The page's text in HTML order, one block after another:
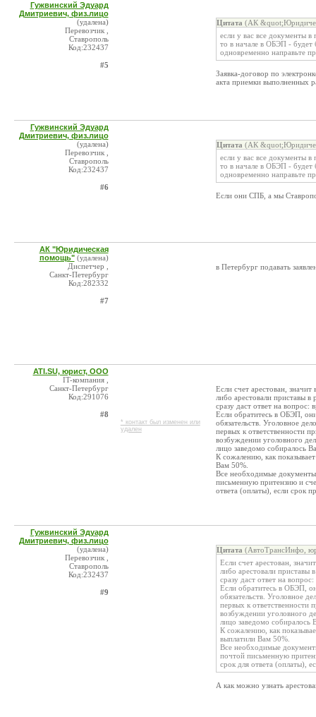
Гужвинский Эдуард
Дмитриевич, физ.лицо
(удалена)
Перевозчик ,
Ставрополь
Код:232437
#5
Цитата (АК
если у вас все документы
то в начале в ОБЭП - будет
одновременно направьте
Заявка-договор по
акта приемки выполненных
Гужвинский Эдуард
Дмитриевич, физ.лицо
(удалена)
Перевозчик ,
Ставрополь
Код:232437
#6
Цитата (АК
если у вас все документы
то в начале в ОБЭП - будет
одновременно направьте
Если они СПБ, а мы
АК "Юридическая
помощь" (удалена)
Диспетчер ,
Санкт-Петербург
Код:282332
#7
в Петербург подавать
ATI.SU, юрист, ООО
IT-компания ,
Санкт-Петербург
Код:291076
#8
* контакт был изменен или
удален
Если счет арестован,
либо арестовали приставы в
сразу даст ответ на вопрос:
Если обратитесь в ОБЭП,
обязательств. Уголовное
первых к ответственности
возбуждении уголовного
лицо заведомо собиралось
К сожалению, как
Вам 50%.
Все необходимые
письменную притензию и
ответа (оплаты), если срок
Гужвинский Эдуард
Дмитриевич, физ.лицо
(удалена)
Перевозчик ,
Ставрополь
Код:232437
#9
Цитата (АвтоТрансИнфо,
Если счет арестован,
либо арестовали приставы
сразу даст ответ на
Если обратитесь в ОБЭП,
обязательств. Уголовное
первых к ответственности
возбуждении уголовного
лицо заведомо
К сожалению, как
выплатили Вам 50%.
Все необходимые
почтой письменную
срок для ответа (оплаты),
А как можно узнать